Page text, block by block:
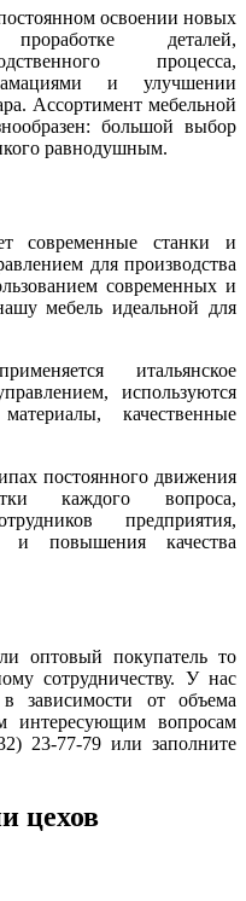
освоении новых
деталей,
процесса,
и улучшении
Ассортимент мебельной
большой выбор
равнодушным.
современные станки и
для производства
современных и
мебель идеальной для
итальянское
используются
качественные
постоянного движения
каждого вопроса,
предприятия,
и повышения качества
оптовый покупатель то
сотрудничеству. У нас
зависимости от объема
интересующим вопросам
23-77-79 или заполните
цехов